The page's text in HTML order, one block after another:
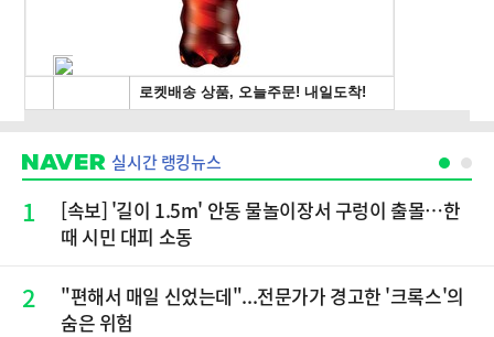
실시간 랭킹뉴스
1
[속보] '길이 1.5m' 안동 물놀이장서 구렁이 출몰…한
때 시민 대피 소동
2
"편해서 매일 신었는데"...전문가가 경고한 '크록스'의
숨은 위험